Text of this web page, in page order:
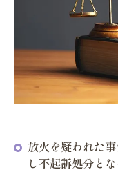
放火を疑われた
し不起訴処分と